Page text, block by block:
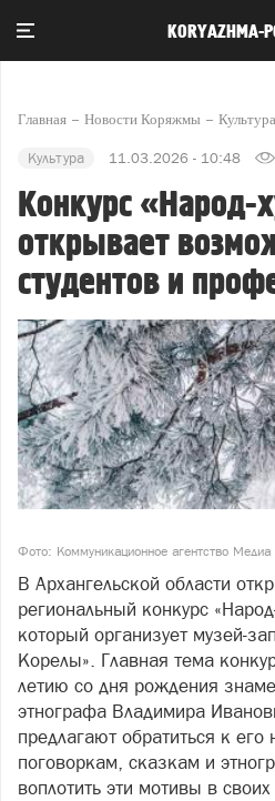
KORYAZHMA-
Главная Новости Коряжмы Культура
Культура 11.03.2026 - 10:48
Конкурс «Народ-
открывает
студентов и
Фото: Коммуникационное агентство Медиа
В Архангельской области
региональный конкурс
который организует музей-
Корелы». Главная тема
летию со дня рождения
этнографа Владимира
предлагают обратиться к
поговоркам, сказкам и
воплотить эти мотивы в